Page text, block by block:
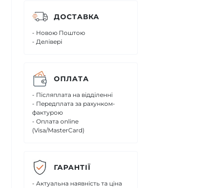
ДОСТАВКА
- Новою Поштою
- Делівері
ОПЛАТА
- Післяплата на відділенні
- Передплата за рахунком-
фактурою
- Оплата online
(Visa/MasterCard)
ГАРАНТІЇ
- Актуальна наявність та ціна